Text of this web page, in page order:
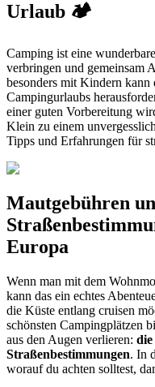
Urlaub 🏕️
Camping ist eine
verbringen und gemeinsam
besonders mit Kindern
Campingurlaubs
einer guten Vorbereitung
Klein zu einem
Tipps und Erfahrungen für
Mautgebühren
Europa
Wenn man mit dem
kann das ein echtes
die Küste entlang cruisen
schönsten Campingplätzen
aus den Augen verlieren:
Straßenbestimmungen. In
worauf du achten solltest,